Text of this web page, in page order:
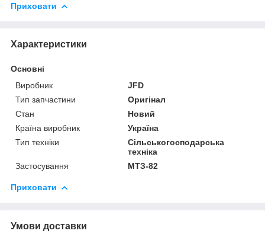
Приховати
Характеристики
Основні
Виробник
JFD
Тип запчастини
Оригінал
Стан
Новий
Країна виробник
Україна
Тип техніки
Сільськогосподарська
техніка
Застосування
МТЗ-82
Приховати
Умови доставки